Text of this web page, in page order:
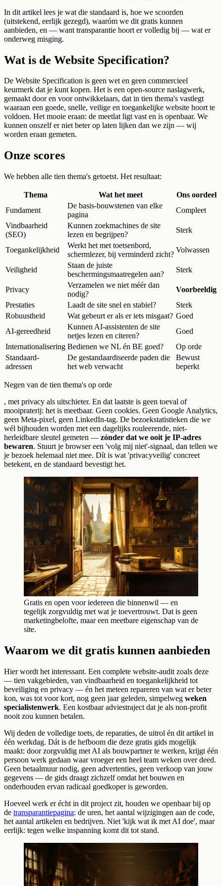
In dit artikel lees je wat die standaard is, hoe we scoorden
(uitstekend, eerlijk gezegd), waaróm we dit gratis kunnen
aanbieden, en — want transparantie hoort er volledig bij — wat er
onderweg misging.
Wat is de Website Specification?
De Website Specification is geen wet en geen commercieel
keurmerk dat je kunt kopen. Het is een open-source naslagwerk,
gemaakt door en voor ontwikkelaars, dat in tien thema's vastlegt
waaraan een goede, snelle, veilige en toegankelijke website hoort te
voldoen. Het mooie eraan: de meetlat ligt vast en is openbaar. We
kunnen onszelf er niet beter op laten lijken dan we zijn — wij
worden eraan gemeten.
Onze scores
We hebben alle tien thema's getoetst. Het resultaat:
Thema Wat het meet
Ons oordeel
Fundament
De basis-bouwstenen van elke
pagina
Compleet
Vindbaarheid
(SEO)
Kunnen zoekmachines de site
lezen en begrijpen?
Sterk
Toegankelijkheid
Werkt het met toetsenbord,
schermlezer, bij verminderd zicht?
Volwassen
Veiligheid
Staan de juiste
beschermingsmaatregelen aan?
Sterk
Privacy
Verzamelen we niet méér dan
nodig?
Voorbeeldig
Prestaties
Laadt de site snel en stabiel?
Sterk
Robuustheid
Wat gebeurt er als er iets misgaat? Goed
AI-gereedheid
Kunnen AI-assistenten de site
netjes lezen en citeren?
Goed
Internationalisering Bedienen we NL én BE goed?
Op orde
Standaard-
adressen
De gestandaardiseerde paden die
het web verwacht
Bewust
beperkt
Negen van de tien thema's op orde
, met privacy als uitschieter. En dat laatste is geen toeval of
mooipraterij: het is meetbaar. Geen cookies. Geen Google Analytics,
geen Meta-pixel, geen LinkedIn-tag. De bezoekstatistieken die we
wél bijhouden worden met een dagelijks rouleerende, niet-
herleidbare sleutel gemeten — zónder dat we ooit je IP-adres
bewaren. Stuurt je browser een 'volg mij niet'-signaal, dan tellen we
je bezoek helemaal niet mee. Dít is wat 'privacyveilig' concreet
betekent, en de standaard bevestigt het.
Gratis en open voor iedereen die binnenwil — en
tegelijk zorgvuldig met wat je toevertrouwt. Dat is geen
marketingbelofte, maar een meetbare eigenschap van de
site.
Waarom we dit gratis kunnen aanbieden
Hier wordt het interessant. Een complete website-audit zoals deze
— tien vakgebieden, van vindbaarheid en toegankelijkheid tot
beveiliging en privacy — én het meteen repareren van wat er beter
kon, was tot voor kort, nog geen jaar geleden, simpelweg weken
specialistenwerk. Een kostbaar adviestraject dat je als non-profit
nooit zou kunnen betalen.
Wij deden de volledige toets, de reparaties, de uitrol én dit artikel in
één werkdag. Dát is de hefboom die deze gratis gids mogelijk
maakt: door zorgvuldig met AI als bouwpartner te werken, krijgt één
persoon werk gedaan waar vroeger een heel team weken over deed.
Geen betaalmuur nodig, geen advertenties, geen verkoop van jouw
gegevens — de gids draagt zichzelf omdat het bouwen en
onderhouden ervan radicaal goedkoper is geworden.
Hoeveel werk er écht in dit project zit, houden we openbaar bij op
de transparantiepagina: de uren, het aantal wijzigingen aan de code,
het aantal artikelen en bedrijven. Niet 'kijk wat ik met AI doe', maar
eerlijk: tegen welke inspanning komt dit tot stand.